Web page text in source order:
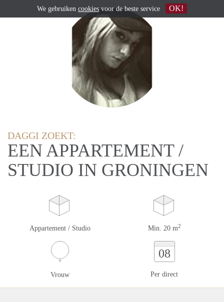
DAGGI ZOEKT:
EEN APPARTEMENT /
STUDIO IN GRONINGEN
Appartement / Studio Min. 20 m2
Vrouw
08
Per direct
We gebruiken cookies voor de beste service OK!